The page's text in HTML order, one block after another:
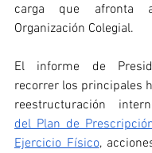
carga que afronta
Organización Colegial.
El informe de
recorrer los principales
reestructuración
del Plan de
Ejercicio Físico,